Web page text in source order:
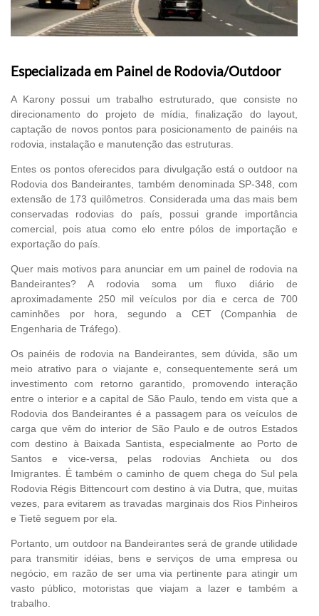
Especializada em Painel de Rodovia/Outdoor
A Karony possui um trabalho estruturado, que consiste no
direcionamento do projeto de mídia, finalização do layout,
captação de novos pontos para posicionamento de painéis na
rodovia, instalação e manutenção das estruturas.
Entes os pontos oferecidos para divulgação está o outdoor na
Rodovia dos Bandeirantes, também denominada SP-348, com
extensão de 173 quilômetros. Considerada uma das mais bem
conservadas rodovias do país, possui grande importância
comercial, pois atua como elo entre pólos de importação e
exportação do país.
Quer mais motivos para anunciar em um painel de rodovia na
Bandeirantes? A rodovia soma um fluxo diário de
aproximadamente 250 mil veículos por dia e cerca de 700
caminhões por hora, segundo a CET (Companhia de
Engenharia de Tráfego).
Os painéis de rodovia na Bandeirantes, sem dúvida, são um
meio atrativo para o viajante e, consequentemente será um
investimento com retorno garantido, promovendo interação
entre o interior e a capital de São Paulo, tendo em vista que a
Rodovia dos Bandeirantes é a passagem para os veículos de
carga que vêm do interior de São Paulo e de outros Estados
com destino à Baixada Santista, especialmente ao Porto de
Santos e vice-versa, pelas rodovias Anchieta ou dos
Imigrantes. É também o caminho de quem chega do Sul pela
Rodovia Régis Bittencourt com destino à via Dutra, que, muitas
vezes, para evitarem as travadas marginais dos Rios Pinheiros
e Tietê seguem por ela.
Portanto, um outdoor na Bandeirantes será de grande utilidade
para transmitir idéias, bens e serviços de uma empresa ou
negócio, em razão de ser uma via pertinente para atingir um
vasto público, motoristas que viajam a lazer e também a
trabalho.